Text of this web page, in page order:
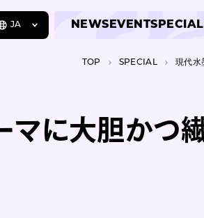
JA NEWS EVENTSPECIAL
TOP SPECIAL 現代水墨画家の
マに大胆かつ